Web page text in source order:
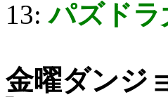
13:パズド
金曜ダンジ